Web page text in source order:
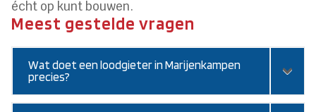
écht op kunt bouwen.
Meest gestelde vragen
Wat doet een loodgieter in Marijenkampen
precies?